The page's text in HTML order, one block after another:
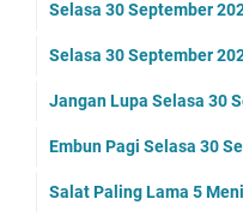
Selasa 30 September
Selasa 30 September
Jangan Lupa Selasa 30
Embun Pagi Selasa 30
Salat Paling Lama 5